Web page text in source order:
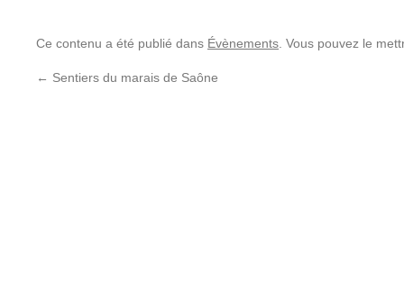
Ce contenu a été publié dans Évènements . Vous pouvez le
← Sentiers du marais de Saône